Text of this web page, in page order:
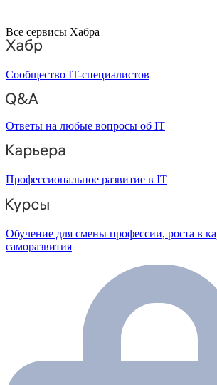
Все сервисы Хабра
Сообщество IT-специалистов
Ответы на любые вопросы об IT
Профессиональное развитие в IT
Обучение для смены профессии, роста в
саморазвития